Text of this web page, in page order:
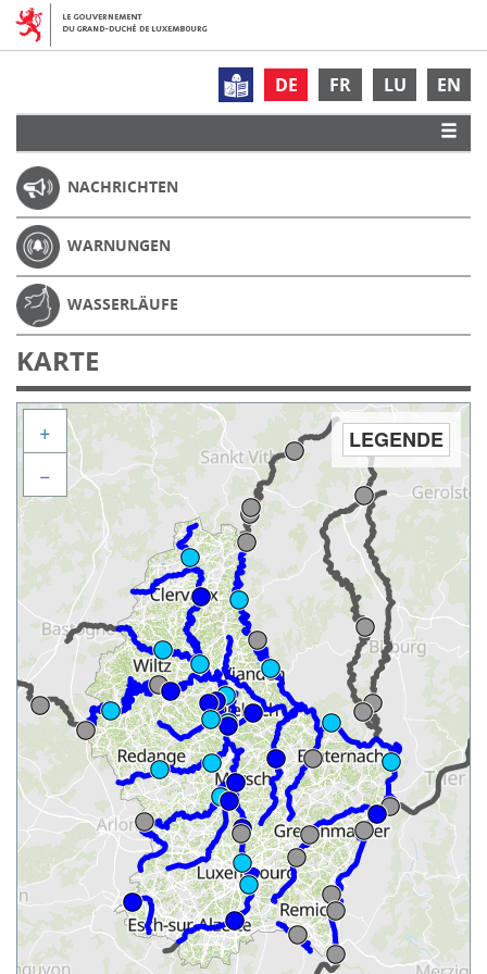
DE FR LU EN
NACHRICHTEN
WARNUNGEN
WASSERLÄUFE
KARTE
LEGENDE
+
−